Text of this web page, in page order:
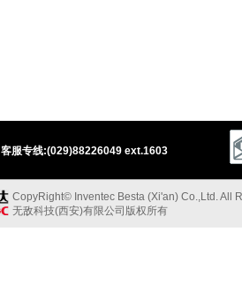
客服专线:(029)88226049 ext.1603
CopyRight© Inventec Besta (Xi'an) Co.,Ltd. All
无敌科技(西安)有限公司版权所有